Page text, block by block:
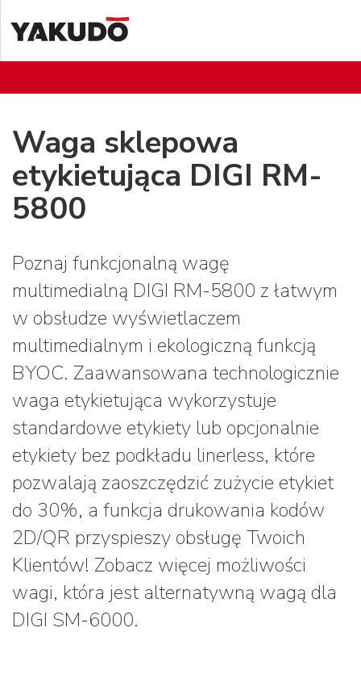
Waga sklepowa
etykietująca DIGI RM-
5800
Poznaj funkcjonalną wagę
multimedialną DIGI RM-5800 z łatwym
w obsłudze wyświetlaczem
multimedialnym i ekologiczną funkcją
BYOC. Zaawansowana technologicznie
waga etykietująca wykorzystuje
standardowe etykiety lub opcjonalnie
etykiety bez podkładu linerless, które
pozwalają zaoszczędzić zużycie etykiet
do 30%, a funkcja drukowania kodów
2D/QR przyspieszy obsługę Twoich
Klientów! Zobacz więcej możliwości
wagi, która jest alternatywną wagą dla
DIGI SM-6000.